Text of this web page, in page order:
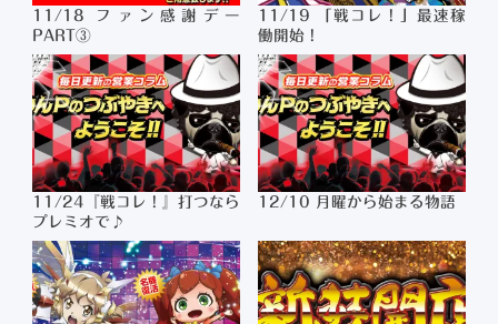
11/18 ファン感謝デー
PART③
11/19 「戦コレ！」最速稼
働開始！
11/24『戦コレ！』打つなら
プレミオで♪
12/10 月曜から始まる物語